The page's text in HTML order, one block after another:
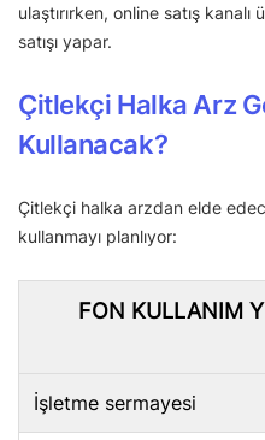
ulaştırırken, online satış
satışı yapar.
Çitlekçi Halka Arz
Kullanacak?
Çitlekçi halka arzdan elde
kullanmayı planlıyor:
FON KULLANIM
İşletme sermayesi